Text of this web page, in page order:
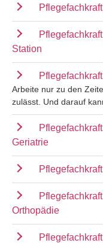
Station
Arbeite nur zu den
zulässt. Und darauf
Geriatrie
Orthopädie